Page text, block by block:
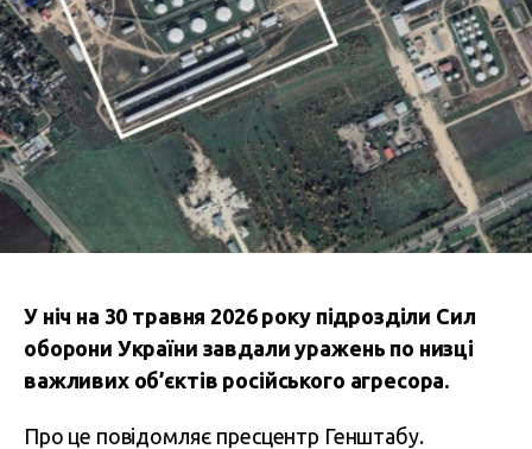
У ніч на 30 травня 2026 року підрозділи Сил
оборони України завдали уражень по низці
важливих об’єктів російського агресора.
Про це повідомляє пресцентр Генштабу.